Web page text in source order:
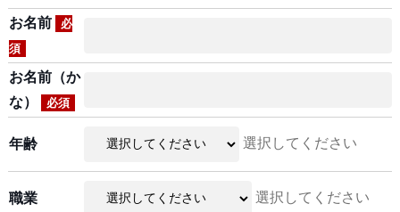
お名前
必
須
お名前（か
な）
必須
年齢 選択してください
職業 選択してください